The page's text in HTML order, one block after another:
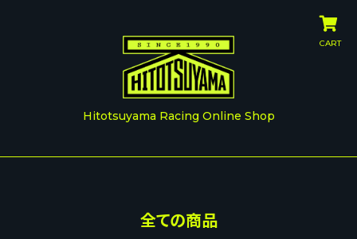
Hitotsuyama Racing Online Shop
CART
全ての商品